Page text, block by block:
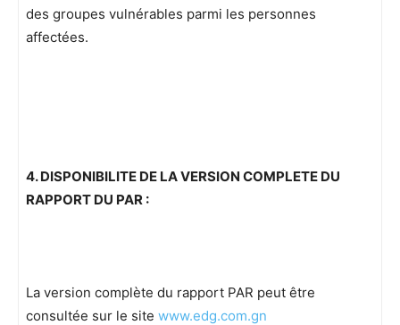
des groupes vulnérables parmi les personnes
affectées.
4. DISPONIBILITE DE LA VERSION COMPLETE DU
RAPPORT DU PAR :
La version complète du rapport PAR peut être
consultée sur le site www.edg.com.gn